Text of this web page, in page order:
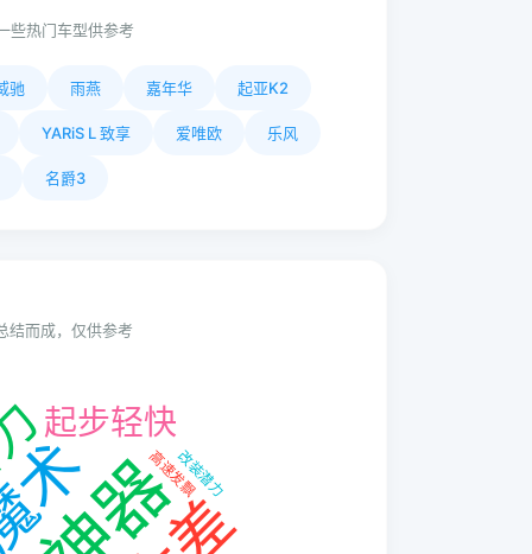
些热门车型供参考
驰 雨燕 嘉年华 起亚K2
YARiS L 致享 爱唯欧 乐风
名爵3
结而成，仅供参考